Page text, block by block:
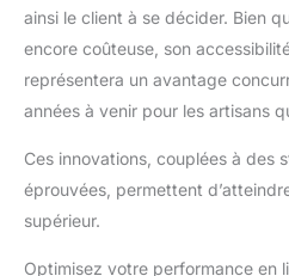
ainsi le client à se décider. Bien
encore coûteuse, son
représentera un avantage
années à venir pour les artisans
Ces innovations, couplées à des
éprouvées, permettent
supérieur.
Optimisez votre performance en